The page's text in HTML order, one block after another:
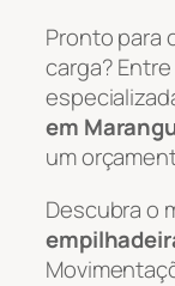
Pronto para
carga?
em
um
Descubra o